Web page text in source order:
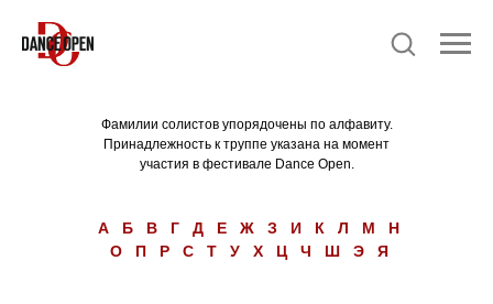
Фамилии солистов упорядочены по алфавиту.
Принадлежность к труппе указана на момент
участия в фестивале Dance Open.
А Б В Г Д Е Ж З И К Л М
Н
О
П Р С Т У Х Ц Ч Ш Э Я